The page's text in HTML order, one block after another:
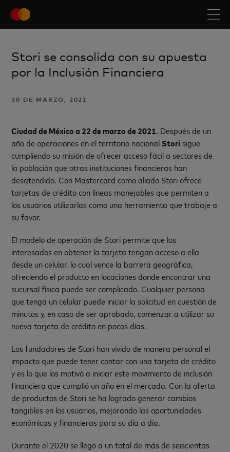
Stori se consolida con su apuesta
por la Inclusión Financiera
30 DE MARZO, 2021
Ciudad de México a 22 de marzo de 2021. Después de un
año de operaciones en el territorio nacional Stori sigue
cumpliendo su misión de ofrecer acceso fácil a sectores de
la población que otras instituciones financieras han
desatendido. Con Mastercard como aliado Stori ofrece
tarjetas de crédito con líneas manejables que permiten a
los usuarios utilizarlas como una herramienta que trabaje a
su favor.
El modelo de operación de Stori permite que los
interesados en obtener la tarjeta tengan acceso a ella
desde un celular, lo cual vence la barrera geográfica,
ofreciendo el producto en locaciones donde encontrar una
sucursal física puede ser complicado. Cualquier persona
que tenga un celular puede iniciar la solicitud en cuestión de
minutos y, en caso de ser aprobado, comenzar a utilizar su
nueva tarjeta de crédito en pocos días.
Los fundadores de Stori han vivido de manera personal el
impacto que puede tener contar con una tarjeta de crédito
y es lo que los motivó a iniciar este movimiento de inclusión
financiera que cumplió un año en el mercado. Con la oferta
de productos de Stori se ha logrado generar cambios
tangibles en los usuarios, mejorando las oportunidades
económicas y financieras para su día a día.
Durante el 2020 se llegó a un total de más de seiscientas